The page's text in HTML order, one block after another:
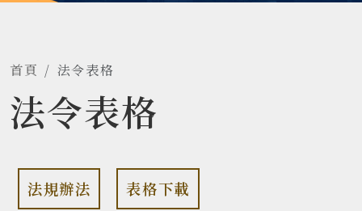
首頁 法令表格
法令表格
法規辦法 表格下載